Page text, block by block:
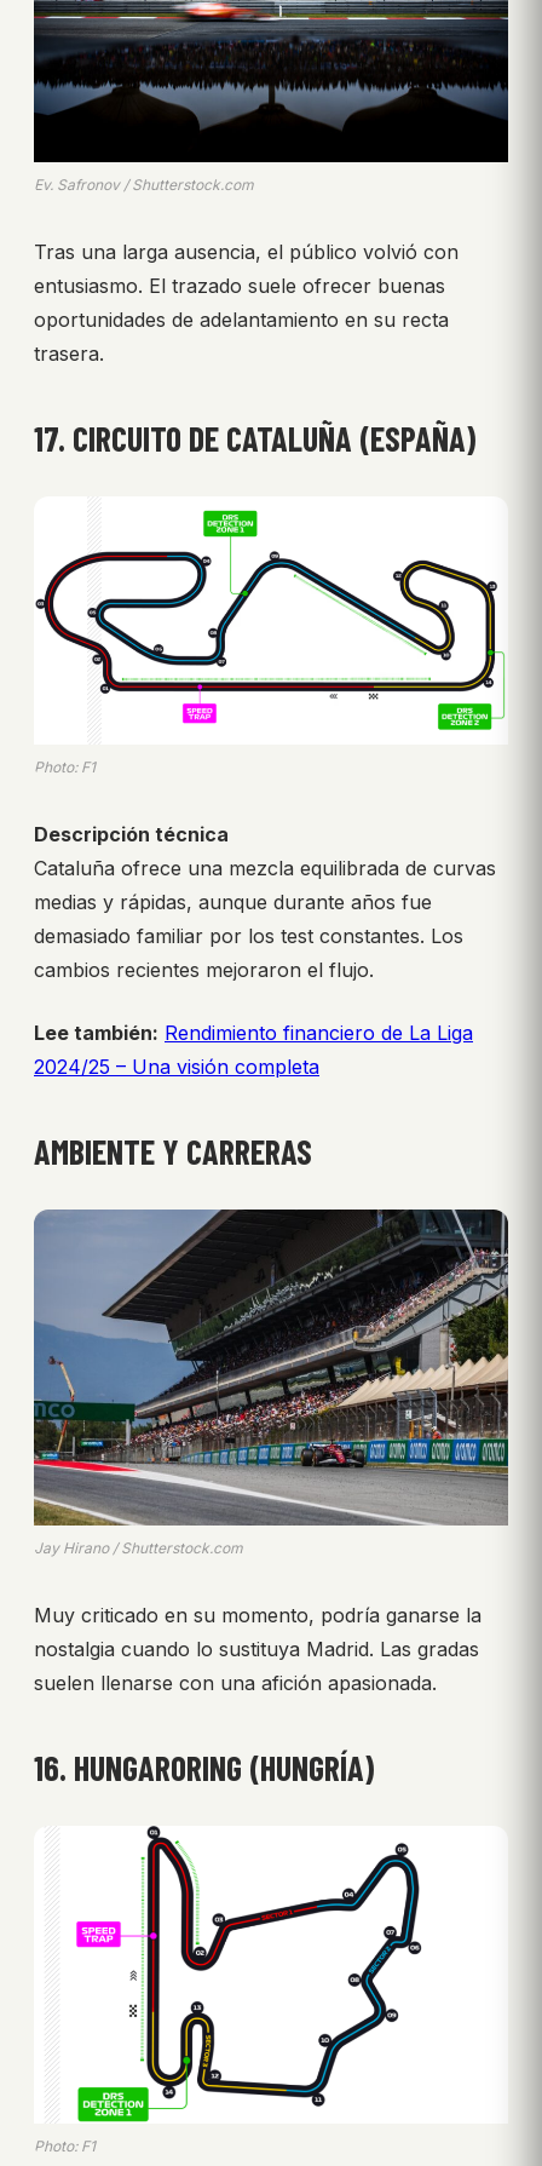
Ev. Safronov / Shutterstock.com
Tras una larga ausencia, el público volvió con
entusiasmo. El trazado suele ofrecer buenas
oportunidades de adelantamiento en su recta
trasera.
17. CIRCUITO DE CATALUÑA (ESPAÑA)
Photo: F1
Descripción técnica
Cataluña ofrece una mezcla equilibrada de curvas
medias y rápidas, aunque durante años fue
demasiado familiar por los test constantes. Los
cambios recientes mejoraron el flujo.
Lee también: Rendimiento financiero de La Liga
2024/25 – Una visión completa
AMBIENTE Y CARRERAS
Jay Hirano / Shutterstock.com
Muy criticado en su momento, podría ganarse la
nostalgia cuando lo sustituya Madrid. Las gradas
suelen llenarse con una afición apasionada.
16. HUNGARORING (HUNGRÍA)
Photo: F1